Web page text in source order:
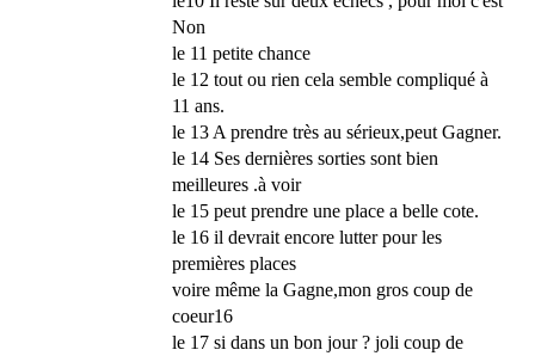
Non
le 11 petite chance
le 12 tout ou rien cela semble compliqué à
11 ans.
le 13 A prendre très au sérieux,peut Gagner.
le 14 Ses dernières sorties sont bien
meilleures .à voir
le 15 peut prendre une place a belle cote.
le 16 il devrait encore lutter pour les
premières places
voire même la Gagne,mon gros coup de
coeur16
le 17 si dans un bon jour ? joli coup de